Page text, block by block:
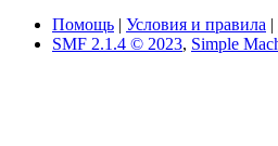
Помощь | Условия и правила |
SMF 2.1.4 © 2023, Simple